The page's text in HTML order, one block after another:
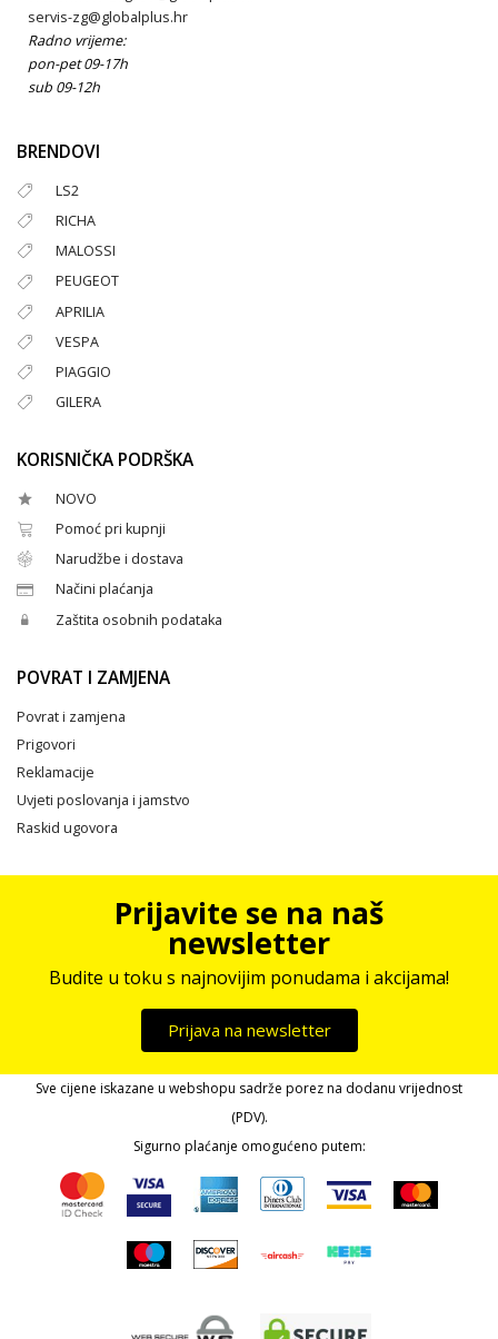
servis-zg@globalplus.hr
Radno vrijeme:
pon-pet 09-17h
sub 09-12h
BRENDOVI
LS2
RICHA
MALOSSI
PEUGEOT
APRILIA
VESPA
PIAGGIO
GILERA
KORISNIČKA PODRŠKA
NOVO
Pomoć pri kupnji
Narudžbe i dostava
Načini plaćanja
Zaštita osobnih podataka
POVRAT I ZAMJENA
Povrat i zamjena
Prigovori
Reklamacije
Uvjeti poslovanja i jamstvo
Raskid ugovora
Prijavite se na naš
newsletter
Budite u toku s najnovijim ponudama i akcijama!
Prijava na newsletter
Sve cijene iskazane u webshopu sadrže porez na dodanu vrijednost
(PDV).
Sigurno plaćanje omogućeno putem: